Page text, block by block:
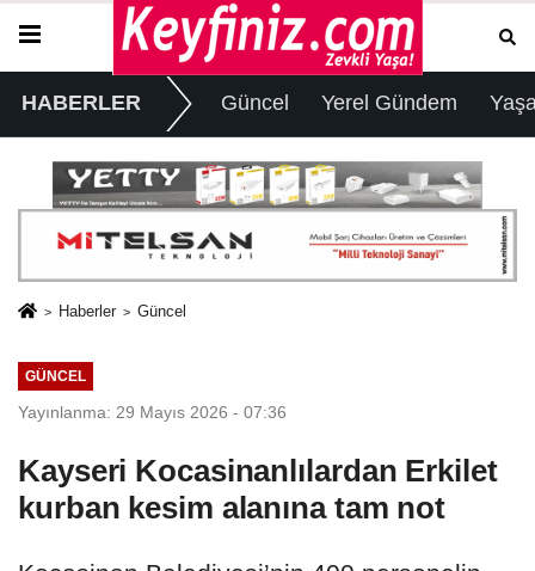
HABERLER Güncel Yerel Gündem
Haberler Güncel
GÜNCEL
Yayınlanma: 29 Mayıs 2026 - 07:36
Kayseri Kocasinanlılardan Erkilet
kurban kesim alanına tam not